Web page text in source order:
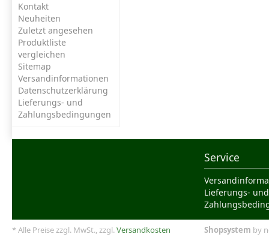
Kontakt
Neuheiten
Zuletzt angesehen
Produktliste
vergleichen
Sitemap
Versandinformationen
Datenschutzerklärung
Lieferungs- und
Zahlungsbedingungen
Service
Lieferungs- und
* Alle Preise zzgl. MwSt., zzgl.Versandkosten Shopsystem by